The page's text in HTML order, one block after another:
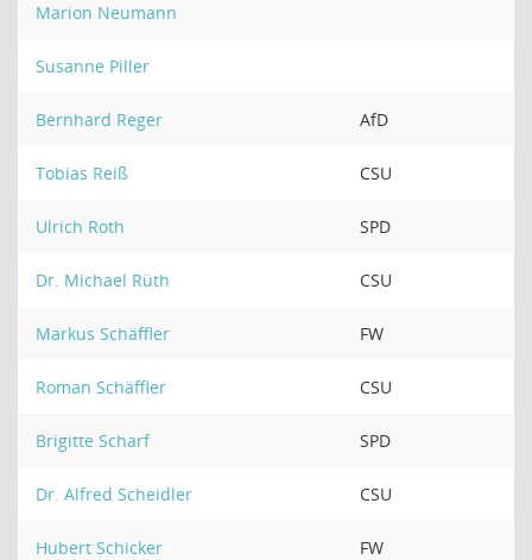
Marion Neumann
Susanne Piller
Bernhard Reger AfD
Tobias Reiß CSU
Ulrich Roth SPD
Dr. Michael Rüth CSU
Markus Schäffler FW
Roman Schäffler CSU
Brigitte Scharf SPD
Dr. Alfred Scheidler CSU
Hubert Schicker FW